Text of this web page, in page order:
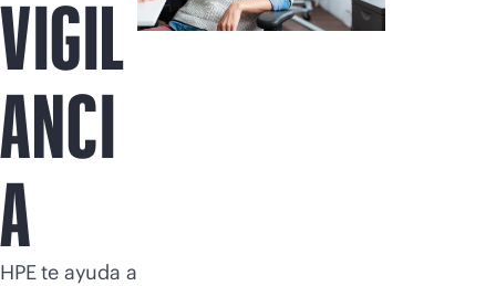
VIGIL
ANCI
A
HPE te ayuda a